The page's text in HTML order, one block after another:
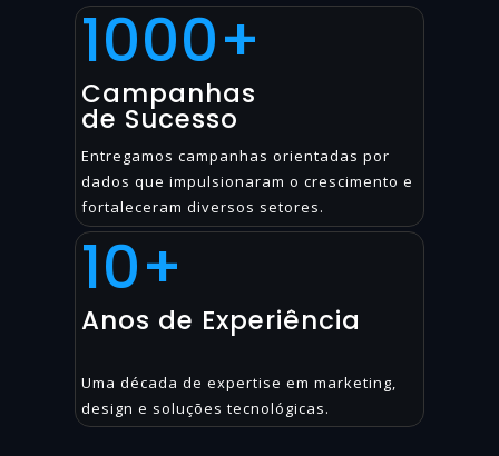
1000+
Campanhas
de Sucesso
Entregamos campanhas orientadas por
dados que impulsionaram o crescimento e
fortaleceram diversos setores.
10+
Anos de Experiência
Uma década de expertise em marketing,
design e soluções tecnológicas.